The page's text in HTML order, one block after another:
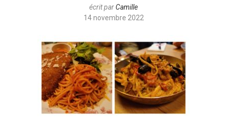
écrit parCamille
14 novembre 2022